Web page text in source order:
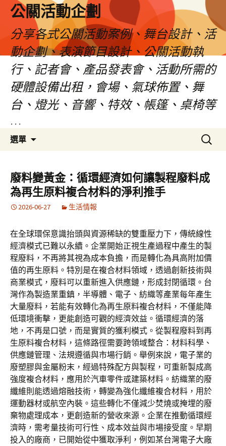
公關活動企劃
分享各式公關活動案例、舞台設計、活
動企劃、表演節目設計、公關活動執
行、記者會、產品發表會、活動所需的
硬體設備出租，會場、氣球佈置、舞
台、燈光、音響、特效、帳篷、桌椅等
…
選單
要
內
容
搜
尋
鍵
字:
廢料變黃金：循環經濟如何讓製程廢料成
為再生原料複合材料的淨利推手
2026-06-27 生活情報
在全球環保意識抬頭與資源稀缺的雙重壓力下，傳統線性
經濟模式已難以永續。企業開始正視生產過程中產生的製
程廢料，不再將其視為成本負擔，而是轉化為具高附加價
值的再生原料。特別是在複合材料領域，透過創新技術與
商業模式，廢料可以重新進入供應鏈，形成封閉循環。台
灣作為製造業重鎮，半導體、電子、紡織等產業每年產生
大量廢料，若能有效轉化為再生原料複合材料，不僅能降
低環境衝擊，更能創造可觀的經濟效益。循環經濟的落
地，不再是口號，而是實質的獲利模式。從製程廢料到再
生原料複合材料，這條路徑需要跨領域整合：材料科學、
供應鏈管理、法規遵循與市場行銷。舉例來說，電子業的
廢塑膠與金屬粉末，經過特殊配方與製程，可重新製成高
強度複合材料，應用於汽車零件或建築材料。紡織業的廢
纖維則能透過熔融技術，轉變為強化纖維複合材料，用於
運動器材或航空內裝。這些轉化不僅減少焚燒或掩埋的廢
棄物處理成本，更創造新的營收來源。企業在推動循環經
濟時，需考量技術可行性、成本效益與市場接受度。早期
投入的廠商，已開始從中獲取淨利，例如某台灣電子大廠